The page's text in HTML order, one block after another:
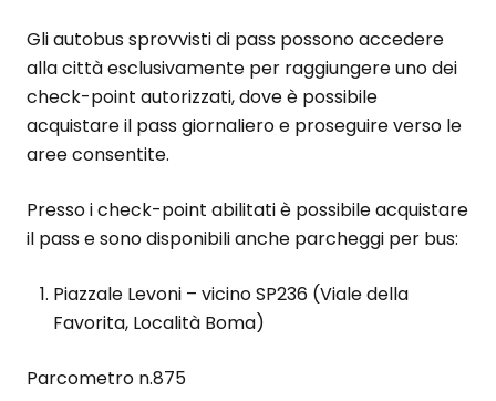
Gli autobus sprovvisti di pass possono accedere
alla città esclusivamente per raggiungere uno dei
check-point autorizzati, dove è possibile
acquistare il pass giornaliero e proseguire verso le
aree consentite.
Presso i check-point abilitati è possibile acquistare
il pass e sono disponibili anche parcheggi per bus:
Piazzale Levoni – vicino SP236 (Viale della
Favorita, Località Boma)
Parcometro n.875